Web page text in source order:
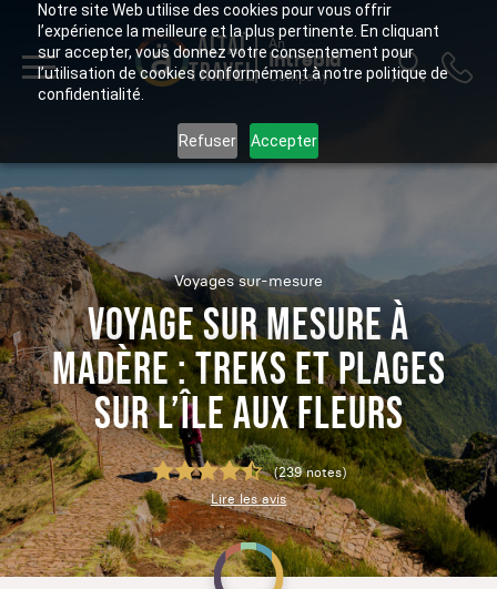
Notre site Web utilise des cookies pour vous offrir
l’expérience la meilleure et la plus pertinente. En cliquant
sur accepter, vous donnez votre consentement pour
l’utilisation de cookies conformément à notre politique de
confidentialité.
Refuser Accepter
ALTAÏ
TRAVEL
An
Intrepid
Company
Voyages sur-mesure
VOYAGE SUR MESURE À
MADÈRE : TREKS ET PLAGES
SUR L’ÎLE AUX FLEURS
(239 notes)
Lire les avis